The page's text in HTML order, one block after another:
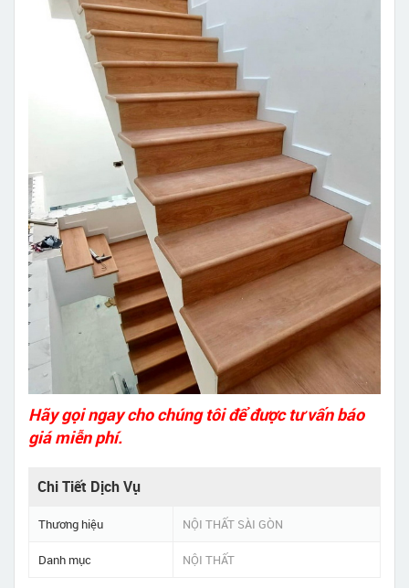
Hãy gọi ngay cho chúng tôi để được tư vấn báo
giá miễn phí.
Chi Tiết Dịch Vụ
Thương hiệu NỘI THẤT SÀI GÒN
Danh mục NỘI THẤT